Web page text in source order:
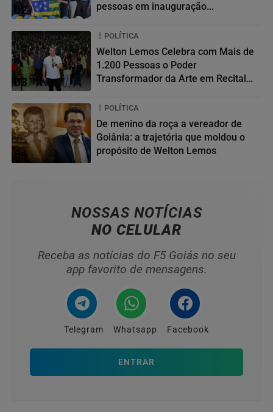
02
pessoas em inauguração...
03
POLÍTICA
Welton Lemos Celebra com Mais de
1.200 Pessoas o Poder
Transformador da Arte em Recital
04
POLÍTICA
De menino da roça a vereador de
Goiânia: a trajetória que moldou o
propósito de Welton Lemos
NOSSAS NOTÍCIAS
NO CELULAR
Receba as notícias do F5 Goiás no seu
app favorito de mensagens.
Telegram Whatsapp Facebook
ENTRAR